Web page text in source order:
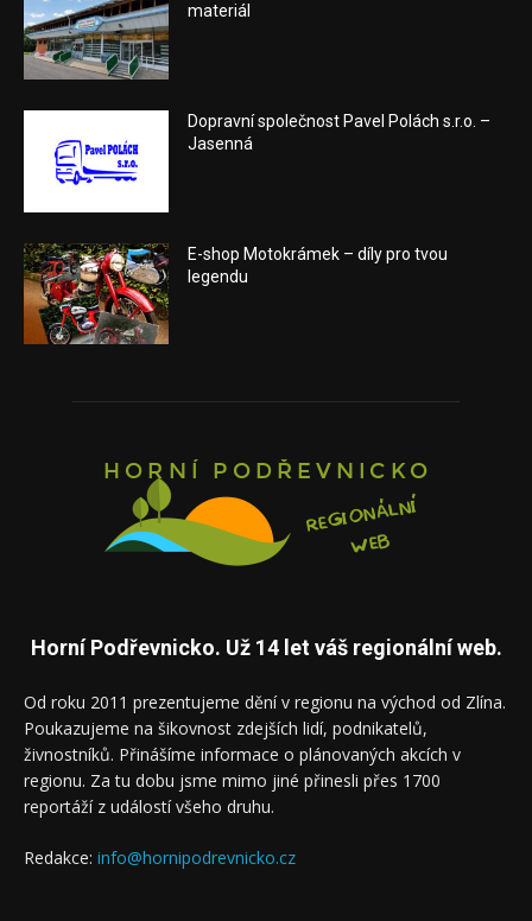
materiál
Dopravní společnost Pavel Polách s.r.o. –
Jasenná
E-shop Motokrámek – díly pro tvou
legendu
Horní Podřevnicko. Už 14 let váš regionální web.
Od roku 2011 prezentujeme dění v regionu na východ od Zlína.
Poukazujeme na šikovnost zdejších lidí, podnikatelů,
živnostníků. Přinášíme informace o plánovaných akcích v
regionu. Za tu dobu jsme mimo jiné přinesli přes 1700
reportáží z událostí všeho druhu.
Redakce: info@hornipodrevnicko.cz